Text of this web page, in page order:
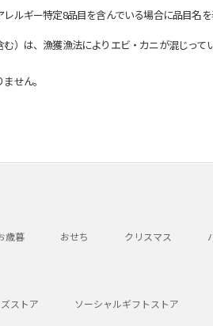
ルギー特定8品目を含んでいる場合に品目名を
は、漁獲漁法によりエビ・カニが混じっ
せん。
歳暮 おせち クリスマス
ストア ソーシャルギフトストア